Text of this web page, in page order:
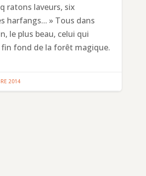
ratons laveurs, six
harfangs... » Tous dans
le plus beau, celui qui
fin fond de la forêt magique.
2014